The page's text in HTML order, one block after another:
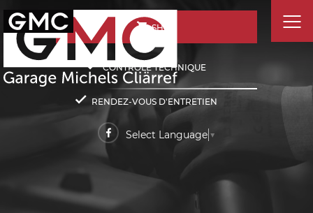
SHOP
CONTRÔLE TECHNIQUE
RENDEZ-VOUS D'ENTRETIEN
Select Language ▼